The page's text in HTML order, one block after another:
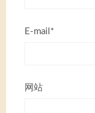
E-mail*
网站